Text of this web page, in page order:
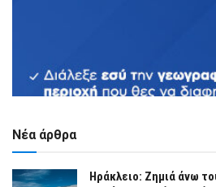
Νέα άρθρα
Ηράκλειο: Ζημιά άνω